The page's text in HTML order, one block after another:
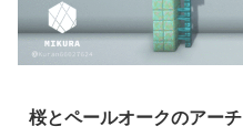
桜とペールオークのアーチ